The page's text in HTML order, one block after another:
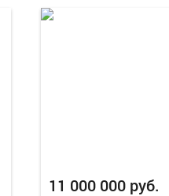
11 000 000 руб.